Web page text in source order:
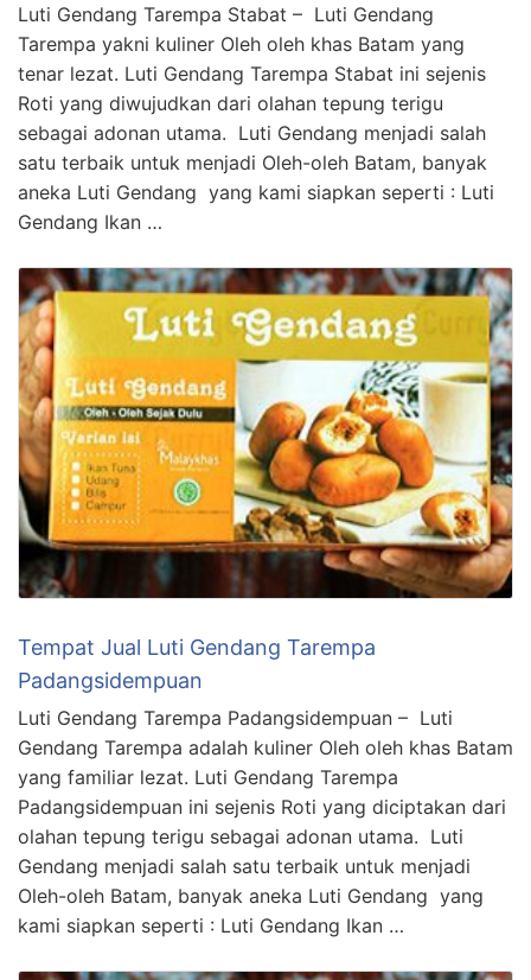
Luti Gendang Tarempa Stabat – Luti Gendang
Tarempa yakni kuliner Oleh oleh khas Batam yang
tenar lezat. Luti Gendang Tarempa Stabat ini sejenis
Roti yang diwujudkan dari olahan tepung terigu
sebagai adonan utama. Luti Gendang menjadi salah
satu terbaik untuk menjadi Oleh-oleh Batam, banyak
aneka Luti Gendang yang kami siapkan seperti : Luti
Gendang Ikan …
Tempat Jual Luti Gendang Tarempa
Padangsidempuan
Luti Gendang Tarempa Padangsidempuan – Luti
Gendang Tarempa adalah kuliner Oleh oleh khas Batam
yang familiar lezat. Luti Gendang Tarempa
Padangsidempuan ini sejenis Roti yang diciptakan dari
olahan tepung terigu sebagai adonan utama. Luti
Gendang menjadi salah satu terbaik untuk menjadi
Oleh-oleh Batam, banyak aneka Luti Gendang yang
kami siapkan seperti : Luti Gendang Ikan …